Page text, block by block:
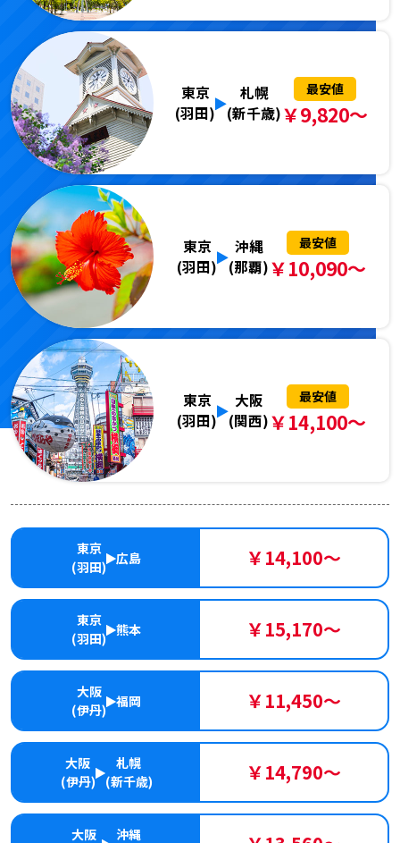
東京
(羽田)
札幌
(新千歳)
最安値
￥9,820～
東京
(羽田)
沖縄
(那覇)
最安値
￥10,090～
東京
(羽田)
大阪
(関西)
最安値
￥14,100～
東京
(羽田)
広島 ￥14,100～
東京
(羽田)
熊本 ￥15,170～
大阪
(伊丹)
福岡 ￥11,450～
大阪
(伊丹)
札幌
(新千歳)
￥14,790～
大阪 沖縄